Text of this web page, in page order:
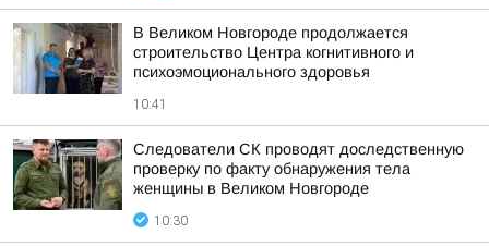
В Великом Новгороде продолжается
строительство Центра когнитивного и
психоэмоционального здоровья
10:41
Следователи СК проводят доследственную
проверку по факту обнаружения тела
женщины в Великом Новгороде
10:30